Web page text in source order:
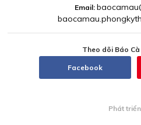
Email:
Theo dõi Báo
Facebook
Phát